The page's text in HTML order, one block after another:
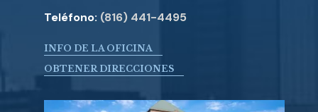
Teléfono: (816) 441-4495
INFO DE LA OFICINA
OBTENER DIRECCIONES